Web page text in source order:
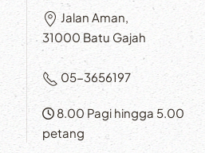
Jalan Aman,
31000 Batu Gajah
05-3656197
8.00 Pagi hingga 5.00
petang